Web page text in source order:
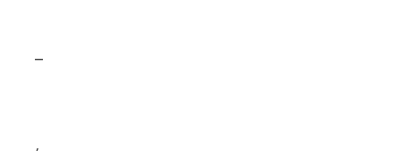
–
,